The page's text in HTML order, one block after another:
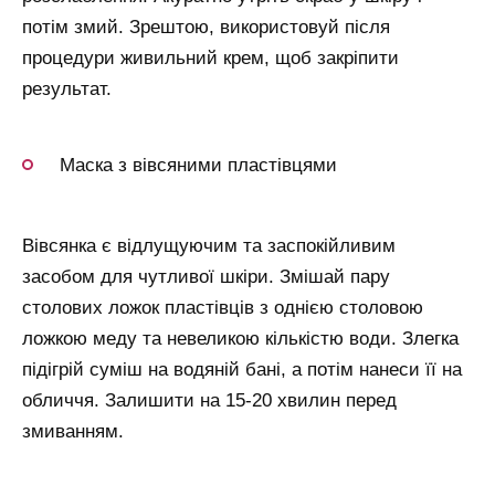
потім змий. Зрештою, використовуй після
процедури живильний крем, щоб закріпити
результат.
Маска з вівсяними пластівцями
Вівсянка є відлущуючим та заспокійливим
засобом для чутливої шкіри. Змішай пару
столових ложок пластівців з однією столовою
ложкою меду та невеликою кількістю води. Злегка
підігрій суміш на водяній бані, а потім нанеси її на
обличчя. Залишити на 15-20 хвилин перед
змиванням.